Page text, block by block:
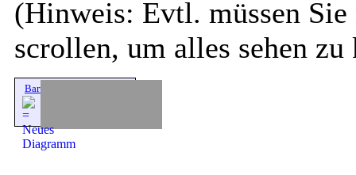
(Hinweis: Evtl. müssen Sie
scrollen, um alles sehen zu
Barth Otto